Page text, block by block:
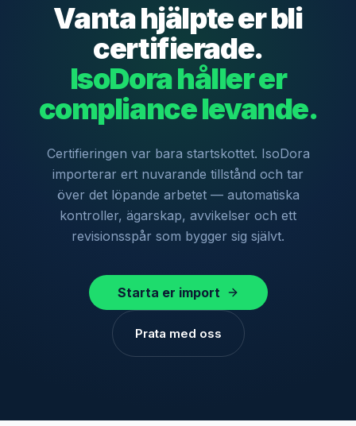
Vanta hjälpte er bli
certifierade.
IsoDora håller er
compliance levande.
Certifieringen var bara startskottet. IsoDora
importerar ert nuvarande tillstånd och tar
över det löpande arbetet — automatiska
kontroller, ägarskap, avvikelser och ett
revisionsspår som bygger sig självt.
Starta er import
Prata med oss